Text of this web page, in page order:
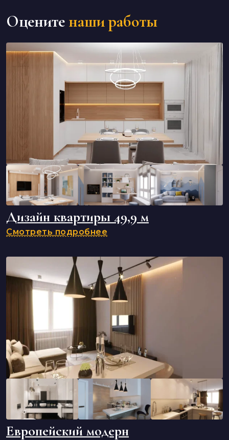
Оцените наши работы
Дизайн квартиры 49,9 м
Смотреть подробнее
Европейский модерн